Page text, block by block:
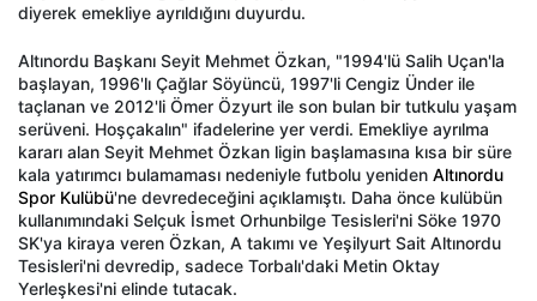
diyerek emekliye ayrıldığını duyurdu.
Altınordu Başkanı Seyit Mehmet Özkan, "1994'lü Salih Uçan'la
başlayan, 1996'lı Çağlar Söyüncü, 1997'li Cengiz Ünder ile
taçlanan ve 2012'li Ömer Özyurt ile son bulan bir tutkulu yaşam
serüveni. Hoşçakalın" ifadelerine yer verdi. Emekliye ayrılma
kararı alan Seyit Mehmet Özkan ligin başlamasına kısa bir süre
kala yatırımcı bulamaması nedeniyle futbolu yeniden Altınordu
Spor Kulübü'ne devredeceğini açıklamıştı. Daha önce kulübün
kullanımındaki Selçuk İsmet Orhunbilge Tesisleri'ni Söke 1970
SK'ya kiraya veren Özkan, A takımı ve Yeşilyurt Sait Altınordu
Tesisleri'ni devredip, sadece Torbalı'daki Metin Oktay
Yerleşkesi'ni elinde tutacak.